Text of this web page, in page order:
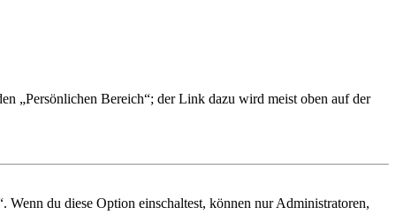
„Persönlichen Bereich“; der Link dazu wird meist oben auf der
du diese Option einschaltest, können nur Administratoren,